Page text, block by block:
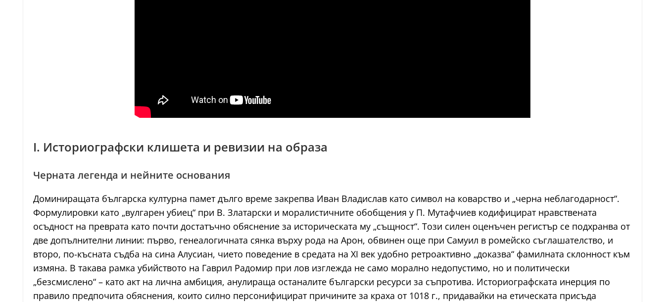
I. Историографски клишета и ревизии на образа
Черната легенда и нейните основания
Доминиращата българска културна памет дълго време закрепва Иван Владислав като символ на коварство и „черна неблагодарност“.
Формулировки като „вулгарен убиец“ при В. Златарски и моралистичните обобщения у П. Мутафчиев кодифицират нравствената
осъдност на преврата като почти достатъчно обяснение за историческата му „същност“. Този силен оценъчен регистър се подхранва от
две допълнителни линии: първо, генеалогичната сянка върху рода на Арон, обвинен още при Самуил в ромейско съглашателство, и
второ, по-късната съдба на сина Алусиан, чието поведение в средата на XI век удобно ретроактивно „доказва“ фамилната склонност към
измяна. В такава рамка убийството на Гаврил Радомир при лов изглежда не само морално недопустимо, но и политически
„безсмислено“ – като акт на лична амбиция, анулираща останалите български ресурси за съпротива. Историографската инерция по
правило предпочита обяснения, които силно персонифицират причините за краха от 1018 г., придавайки на етическата присъда